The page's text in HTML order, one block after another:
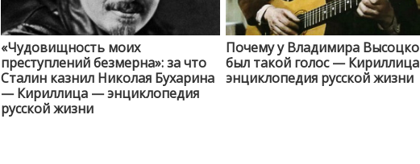
«Чудовищность моих
преступлений безмерна»: за что
Сталин казнил Николая Бухарина
— Кириллица — энциклопедия
русской жизни
Почему у Владимира
был такой голос —
энциклопедия русской жизни